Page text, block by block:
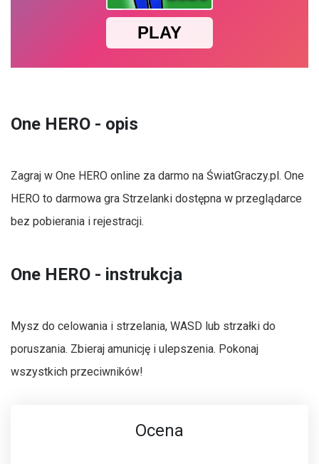
One HERO - opis
Zagraj w One HERO online za darmo na ŚwiatGraczy.pl. One
HERO to darmowa gra Strzelanki dostępna w przeglądarce
bez pobierania i rejestracji.
One HERO - instrukcja
Mysz do celowania i strzelania, WASD lub strzałki do
poruszania. Zbieraj amunicję i ulepszenia. Pokonaj
wszystkich przeciwników!
Ocena